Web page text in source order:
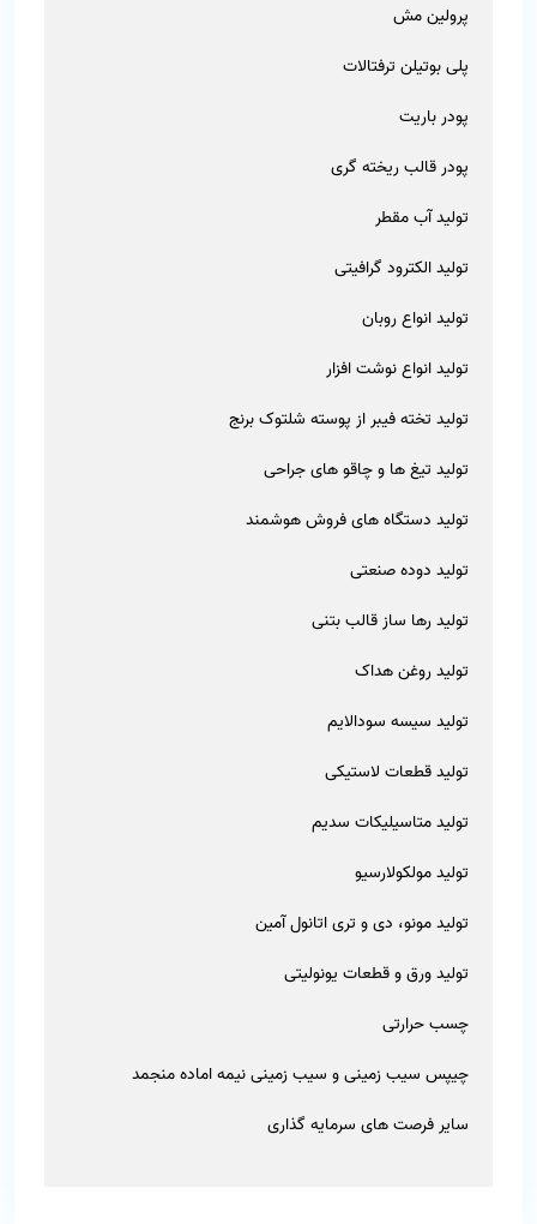
پرولین مش
پلی بوتیلن ترفتالات
پودر باریت
پودر قالب ریخته گری
تولید آب مقطر
تولید الکترود گرافیتی
تولید انواع روبان
تولید انواع نوشت افزار
تولید تخته فیبر از پوسته شلتوک برنج
تولید تیغ ها و چاقو های جراحی
تولید دستگاه های فروش هوشمند
تولید دوده صنعتی
تولید رها ساز قالب بتنی
تولید روغن هداک
تولید سیسه سودالایم
تولید قطعات لاستیکی
تولید متاسیلیکات سدیم
تولید مولکولارسیو
تولید مونو، دی و تری اتانول آمین
تولید ورق و قطعات یونولیتی
چسب حرارتی
چیپس سیب زمینی و سیب زمینی نیمه اماده منجمد
سایر فرصت های سرمایه گذاری